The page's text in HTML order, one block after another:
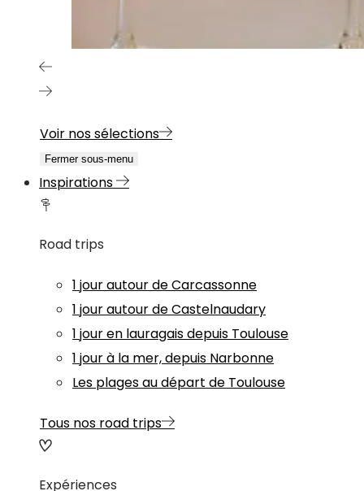
Voir nos sélections
Fermer sous-menu
Inspirations
Road trips
1 jour autour de Carcassonne
1 jour autour de Castelnaudary
1 jour en lauragais depuis Toulouse
1 jour à la mer, depuis Narbonne
Les plages au départ de Toulouse
Tous nos road trips
Expériences